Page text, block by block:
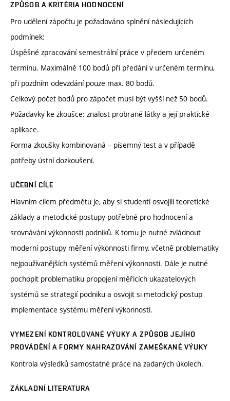
ZPŮSOB A KRITÉRIA HODNOCENÍ
Pro udělení zápočtu je požadováno splnění následujících
podmínek:
Úspěšné zpracování semestrální práce v předem určeném
termínu. Maximálně 100 bodů při předání v určeném termínu,
při pozdním odevzdání pouze max. 80 bodů.
Celkový počet bodů pro zápočet musí být vyšší než 50 bodů.
Požadavky ke zkoušce: znalost probrané látky a její praktické
aplikace.
Forma zkoušky kombinovaná – písemný test a v případě
potřeby ústní dozkoušení.
UČEBNÍ CÍLE
Hlavním cílem předmětu je, aby si studenti osvojili teoretické
základy a metodické postupy potřebné pro hodnocení a
srovnávání výkonnosti podniků. K tomu je nutné zvládnout
moderní postupy měření výkonnosti firmy, včetně problematiky
nejpoužívanějších systémů měření výkonnosti. Dále je nutné
pochopit problematiku propojení měřicích ukazatelových
systémů se strategií podniku a osvojit si metodický postup
implementace systému měření výkonnosti.
VYMEZENÍ KONTROLOVANÉ VÝUKY A ZPŮSOB JEJÍHO
PROVÁDĚNÍ A FORMY NAHRAZOVÁNÍ ZAMEŠKANÉ VÝUKY
Kontrola výsledků samostatné práce na zadaných úkolech.
ZÁKLADNÍ LITERATURA